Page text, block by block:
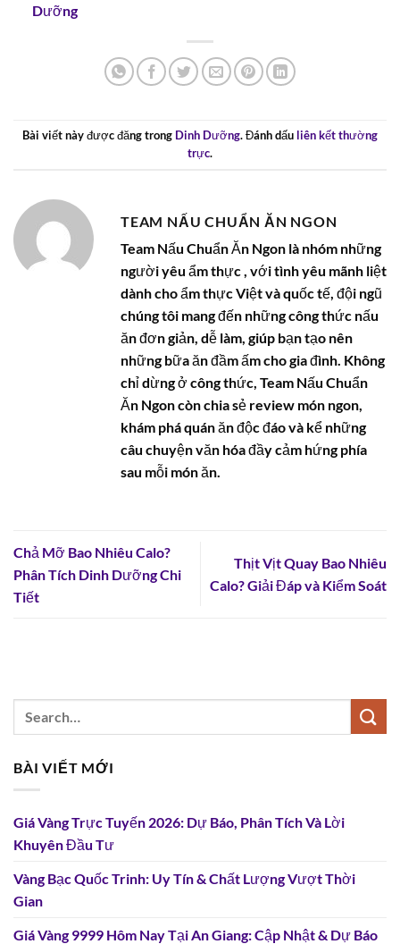
Dưỡng
Bài viết này được đăng trong Dinh Dưỡng. Đánh dấu liên kết thường
trực.
TEAM NẤU CHUẨN ĂN NGON
Team Nấu Chuẩn Ăn Ngon là nhóm những
người yêu ẩm thực , với tình yêu mãnh liệt
dành cho ẩm thực Việt và quốc tế, đội ngũ
chúng tôi mang đến những công thức nấu
ăn đơn giản, dễ làm, giúp bạn tạo nên
những bữa ăn đầm ấm cho gia đình. Không
chỉ dừng ở công thức, Team Nấu Chuẩn
Ăn Ngon còn chia sẻ review món ngon,
khám phá quán ăn độc đáo và kể những
câu chuyện văn hóa đầy cảm hứng phía
sau mỗi món ăn.
Chả Mỡ Bao Nhiêu Calo?
Phân Tích Dinh Dưỡng Chi
Tiết
Thịt Vịt Quay Bao Nhiêu
Calo? Giải Đáp và Kiểm Soát
BÀI VIẾT MỚI
Giá Vàng Trực Tuyến 2026: Dự Báo, Phân Tích Và Lời
Khuyên Đầu Tư
Vàng Bạc Quốc Trinh: Uy Tín & Chất Lượng Vượt Thời
Gian
Giá Vàng 9999 Hôm Nay Tại An Giang: Cập Nhật & Dự Báo